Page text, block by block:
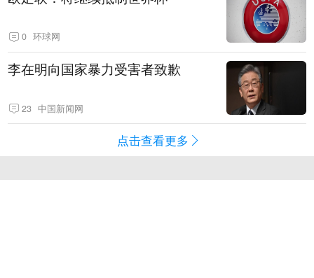
0 环球网
李在明向国家暴力受害者致歉
23 中国新闻网
点击查看更多